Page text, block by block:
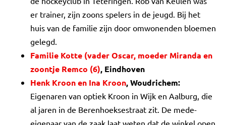
er trainer, zijn zoons spelers in de jeugd. Bij het
huis van de familie zijn door omwonenden bloemen
gelegd.
Familie Kotte (vader Oscar, moeder Miranda en
zoontje Remco (6), Eindhoven
Henk Kroon en Ina Kroon, Woudrichem:
Eigenaren van optiek Kroon in Wijk en Aalburg, die
al jaren in de Berenhoeksestraat zit. De mede-
eigenaar van de zaak laat weten dat de winkel open